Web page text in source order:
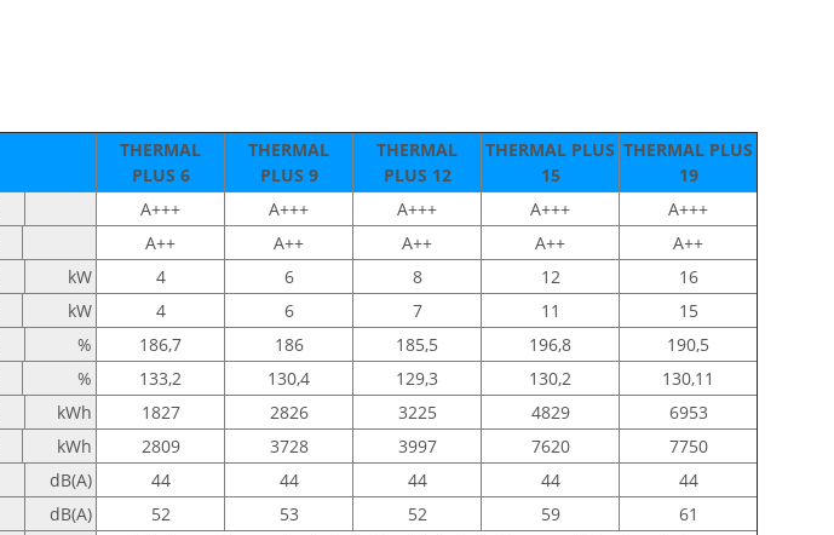
THERMAL
PLUS 6
THERMAL
PLUS 9
THERMAL
PLUS 12
THERMAL PLUS
15
THERMAL PLUS
19
A+++ A+++ A+++ A+++
A+++
A++ A++ A++ A++
A++
kW 4 6 8 12
16
kW 4 6 7 11 15
% 186,7 186 185,5 196,8
190,5
% 133,2 130,4 129,3 130,2 130,11
kWh 1827 2826 3225 4829
6953
kWh 2809 3728 3997 7620
7750
dB(A) 44 44 44 44
44
dB(A) 52 53 52 59
61